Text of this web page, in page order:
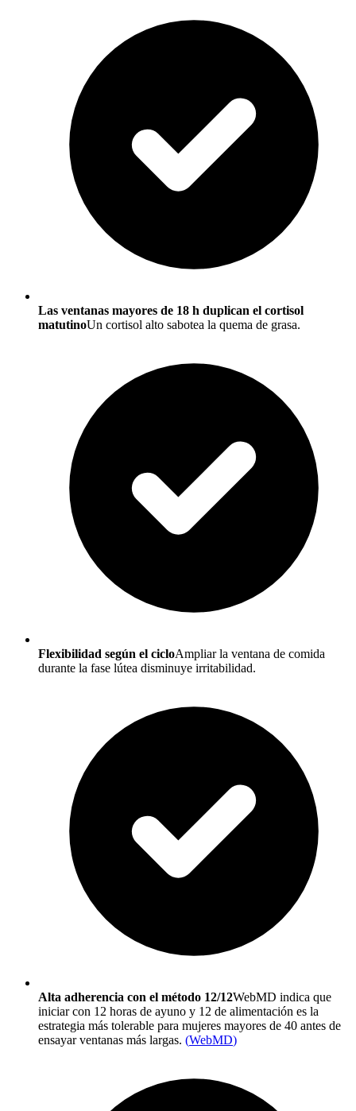
Las ventanas mayores de 18 h duplican el cortisol
matutinoUn cortisol alto sabotea la quema de grasa.
Flexibilidad según el cicloAmpliar la ventana de comida
durante la fase lútea disminuye irritabilidad.
Alta adherencia con el método 12/12WebMD indica que
iniciar con 12 horas de ayuno y 12 de alimentación es la
estrategia más tolerable para mujeres mayores de 40 antes de
ensayar ventanas más largas. (WebMD)